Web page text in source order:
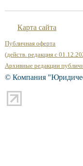
Карта сайта
Публичная оферта
(действ. редакция с
Архивные редакции
© Компания